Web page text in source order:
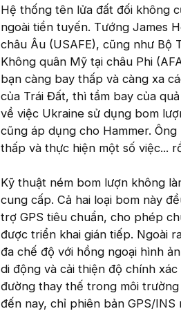
Hệ thống tên lửa đất đối không
ngoài tiền tuyến. Tướng James
châu Âu (USAFE), cũng như Bộ
Không quân Mỹ tại châu Phi
bạn càng bay thấp và càng xa
của Trái Đất, thì tầm bay của
về việc Ukraine sử dụng bom
cũng áp dụng cho Hammer.
thấp và thực hiện một số việc...
Kỹ thuật ném bom lượn không
cung cấp. Cả hai loại bom này
trợ GPS tiêu chuẩn, cho phép
được triển khai gián tiếp. Ngoài
đa chế độ với hồng ngoại hình
di động và cải thiện độ chính
đường thay thế trong môi trường
đến nay, chỉ phiên bản GPS/